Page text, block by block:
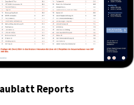
Reports